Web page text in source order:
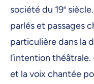
société du 19e
parlés et passages
particulière dans la
l’intention
et la voix chantée